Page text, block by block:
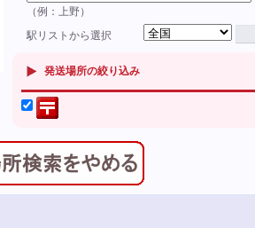
（例：上野）
駅リストから選択
発送場所の絞り込み